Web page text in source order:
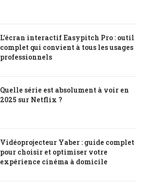
L’écran interactif Easypitch Pro : outil
complet qui convient à tous les usages
professionnels
Quelle série est absolument à voir en
2025 sur Netflix ?
Vidéoprojecteur Yaber : guide complet
pour choisir et optimiser votre
expérience cinéma à domicile